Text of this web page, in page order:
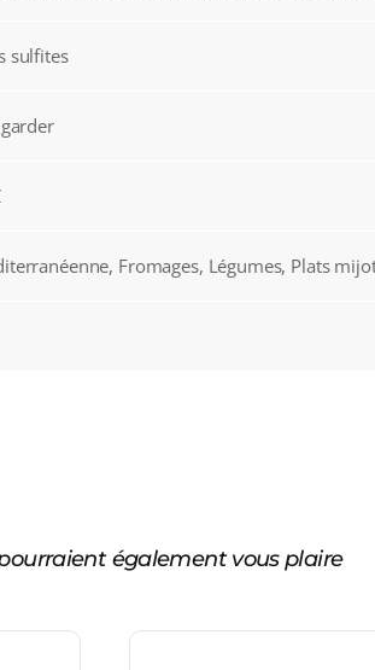
sulfites
Fromages, Légumes, Plats
également vous plaire